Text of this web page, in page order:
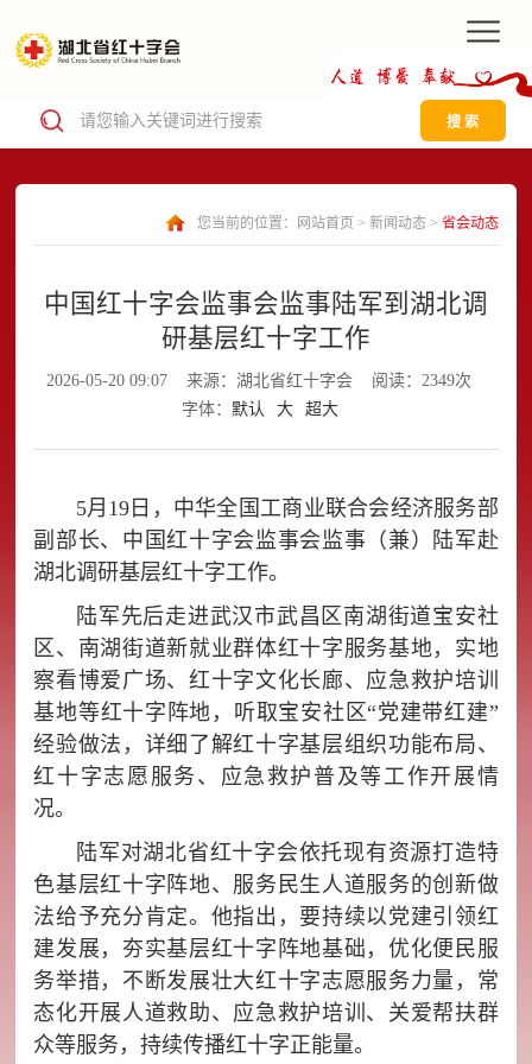
搜 索
您当前的位置： 网站首页 > 新闻动态> 省会动态
中国红十字会监事会监事陆军到湖北调
研基层红十字工作
2026-05-20 09:07 来源：湖北省红十字会
阅读：2349次
字体： 默认 大 超大
5月19日，中华全国工商业联合会经济服务部
副部长、中国红十字会监事会监事（兼）陆军赴
湖北调研基层红十字工作。
陆军先后走进武汉市武昌区南湖街道宝安社
区、南湖街道新就业群体红十字服务基地，实地
察看博爱广场、红十字文化长廊、应急救护培训
基地等红十字阵地，听取宝安社区“党建带红建”
经验做法，详细了解红十字基层组织功能布局、
红十字志愿服务、应急救护普及等工作开展情
况。
陆军对湖北省红十字会依托现有资源打造特
色基层红十字阵地、服务民生人道服务的创新做
法给予充分肯定。他指出，要持续以党建引领红
建发展，夯实基层红十字阵地基础，优化便民服
务举措，不断发展壮大红十字志愿服务力量，常
态化开展人道救助、应急救护培训、关爱帮扶群
众等服务，持续传播红十字正能量。